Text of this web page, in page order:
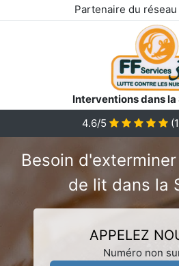
Partenaire du réseau
Interventions dans la
4.6/5 (
Besoin
de lit dans la
APPELEZ
Numéro non